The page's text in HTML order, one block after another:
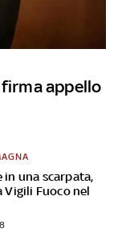
appello
in una scarpata,
Vigili Fuoco nel